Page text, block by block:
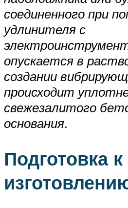
соединенного при
удлинителя с
опускается в
создании
происходит
свежезалитого
основания.
Подготовка к